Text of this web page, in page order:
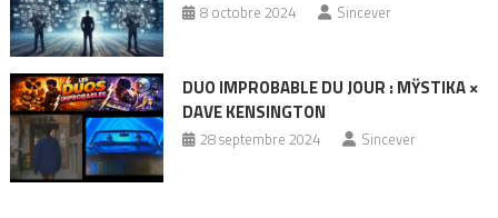
8 octobre 2024 Sincever
DUO IMPROBABLE DU JOUR : MŸSTIKA ×
DAVE KENSINGTON
28 septembre 2024 Sincever